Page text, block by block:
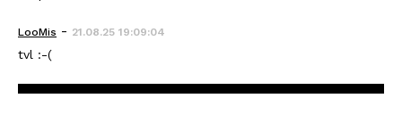
LooMis - 21.08.25 19:09:04
tvl :-(